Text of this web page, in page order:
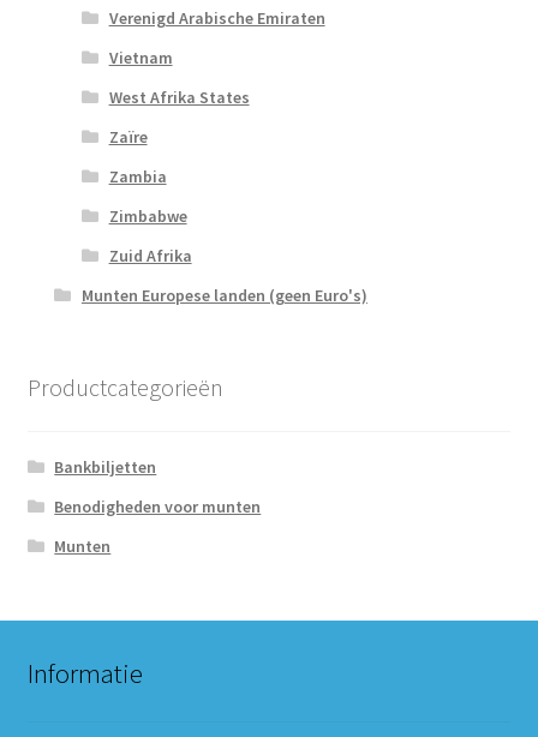
Verenigd Arabische Emiraten
Vietnam
West Afrika States
Zaïre
Zambia
Zimbabwe
Zuid Afrika
Munten Europese landen (geen Euro's)
Productcategorieën
Bankbiljetten
Benodigheden voor munten
Munten
Informatie